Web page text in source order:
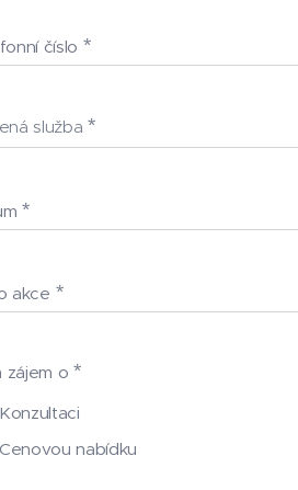
číslo
služba
akce
zájem o
Konzultaci
Cenovou nabídku